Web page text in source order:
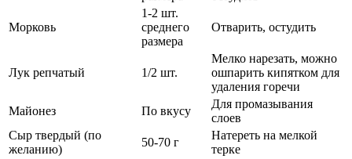
Морковь
1-2 шт.
среднего
размера
Отварить, остудить
Лук репчатый 1/2 шт.
Мелко нарезать, можно
ошпарить кипятком для
удаления горечи
Майонез
По вкусу
Для промазывания
слоев
Сыр твердый (по
желанию)
50-70 г
Натереть на мелкой
терке